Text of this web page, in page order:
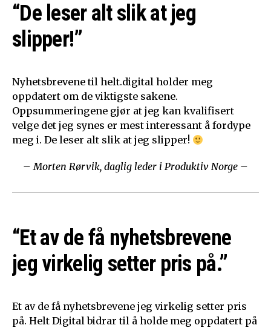
“De leser alt slik at jeg
slipper!”
Nyhetsbrevene til helt.digital holder meg
oppdatert om de viktigste sakene.
Oppsummeringene gjør at jeg kan kvalifisert
velge det jeg synes er mest interessant å fordype
meg i. De leser alt slik at jeg slipper!
– Morten Rørvik, daglig leder i Produktiv Norge –
“Et av de få nyhetsbrevene
jeg virkelig setter pris på.”
Et av de få nyhetsbrevene jeg virkelig setter pris
på. Helt Digital bidrar til å holde meg oppdatert på